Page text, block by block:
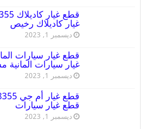
غيار كاديلاك رخيص
ديسمبر 1, 2023
غيار سيارات المانية
ديسمبر 1, 2023
قطع غيار سيارات
ديسمبر 1, 2023